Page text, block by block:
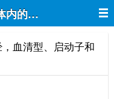
内的坐骨神经，血清
血清型、启动子和